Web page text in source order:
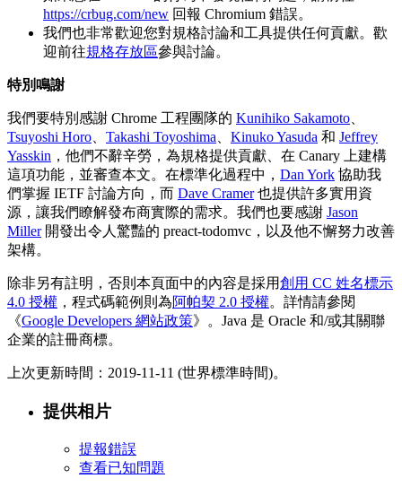
https://crbug.com/new 回報 Chromium 錯誤。
我們也非常歡迎您對規格討論和工具提供任何貢獻。歡
迎前往規格存放區參與討論。
特別鳴謝
我們要特別感謝 Chrome 工程團隊的 Kunihiko Sakamoto、
Tsuyoshi Horo、 Takashi Toyoshima、 Kinuko Yasuda 和 Jeffrey
Yasskin ，他們不辭辛勞，為規格提供貢獻、在 Canary 上建構
這項功能，並審查本文。在標準化過程中， Dan York 協助我
們掌握 IETF 討論方向，而 Dave Cramer也提供許多實用資
源，讓我們瞭解發布商實際的需求。我們也要感謝 Jason
Miller開發出令人驚豔的 preact-todomvc，以及他不懈努力改善
架構。
除非另有註明，否則本頁面中的內容是採用創用 CC 姓名標示
4.0 授權 ，程式碼範例則為阿帕契 2.0 授權。詳情請參閱
《Google Developers 網站政策》。Java 是 Oracle 和/或其關聯
企業的註冊商標。
上次更新時間：2019-11-11 (世界標準時間)。
提供相片
提報錯誤
查看已知問題